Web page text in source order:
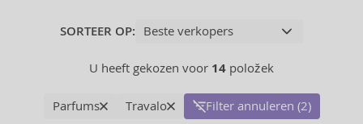
SORTEER OP:
U heeft gekozen voor 14 položek
Parfums Travalo Filter annuleren (2)